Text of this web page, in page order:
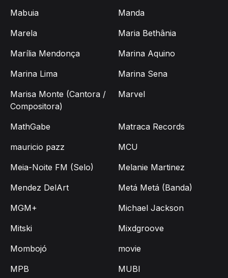
Mabuia
Manda
Marela
Maria Bethânia
Marília Mendonça
Marina Aquino
Marina Lima
Marina Sena
Marisa Monte (Cantora /
Compositora)
Marvel
MathGabe
Matraca Records
mauricio pazz
MCU
Meia-Noite FM (Selo)
Melanie Martinez
Mendez DelArt
Metá Metá (Banda)
MGM+
Michael Jackson
Mitski
Mixdgroove
Mombojó
movie
MPB
MUBI